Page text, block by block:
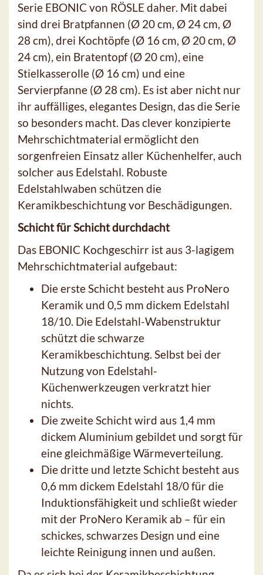
Serie EBONIC von RÖSLE daher. Mit dabei
sind drei Bratpfannen (Ø 20 cm, Ø 24 cm, Ø
28 cm), drei Kochtöpfe (Ø 16 cm, Ø 20 cm, Ø
24 cm), ein Bratentopf (Ø 20 cm), eine
Stielkasserolle (Ø 16 cm) und eine
Servierpfanne (Ø 28 cm). Es ist aber nicht nur
ihr auffälliges, elegantes Design, das die Serie
so besonders macht. Das clever konzipierte
Mehrschichtmaterial ermöglicht den
sorgenfreien Einsatz aller Küchenhelfer, auch
solcher aus Edelstahl. Robuste
Edelstahlwaben schützen die
Keramikbeschichtung vor Beschädigungen.
Schicht für Schicht durchdacht
Das EBONIC Kochgeschirr ist aus 3-lagigem
Mehrschichtmaterial aufgebaut:
Die erste Schicht besteht aus ProNero
Keramik und 0,5 mm dickem Edelstahl
18/10. Die Edelstahl-Wabenstruktur
schützt die schwarze
Keramikbeschichtung. Selbst bei der
Nutzung von Edelstahl-
Küchenwerkzeugen verkratzt hier
nichts.
Die zweite Schicht wird aus 1,4 mm
dickem Aluminium gebildet und sorgt für
eine gleichmäßige Wärmeverteilung.
Die dritte und letzte Schicht besteht aus
0,6 mm dickem Edelstahl 18/0 für die
Induktionsfähigkeit und schließt wieder
mit der ProNero Keramik ab – für ein
schickes, schwarzes Design und eine
leichte Reinigung innen und außen.